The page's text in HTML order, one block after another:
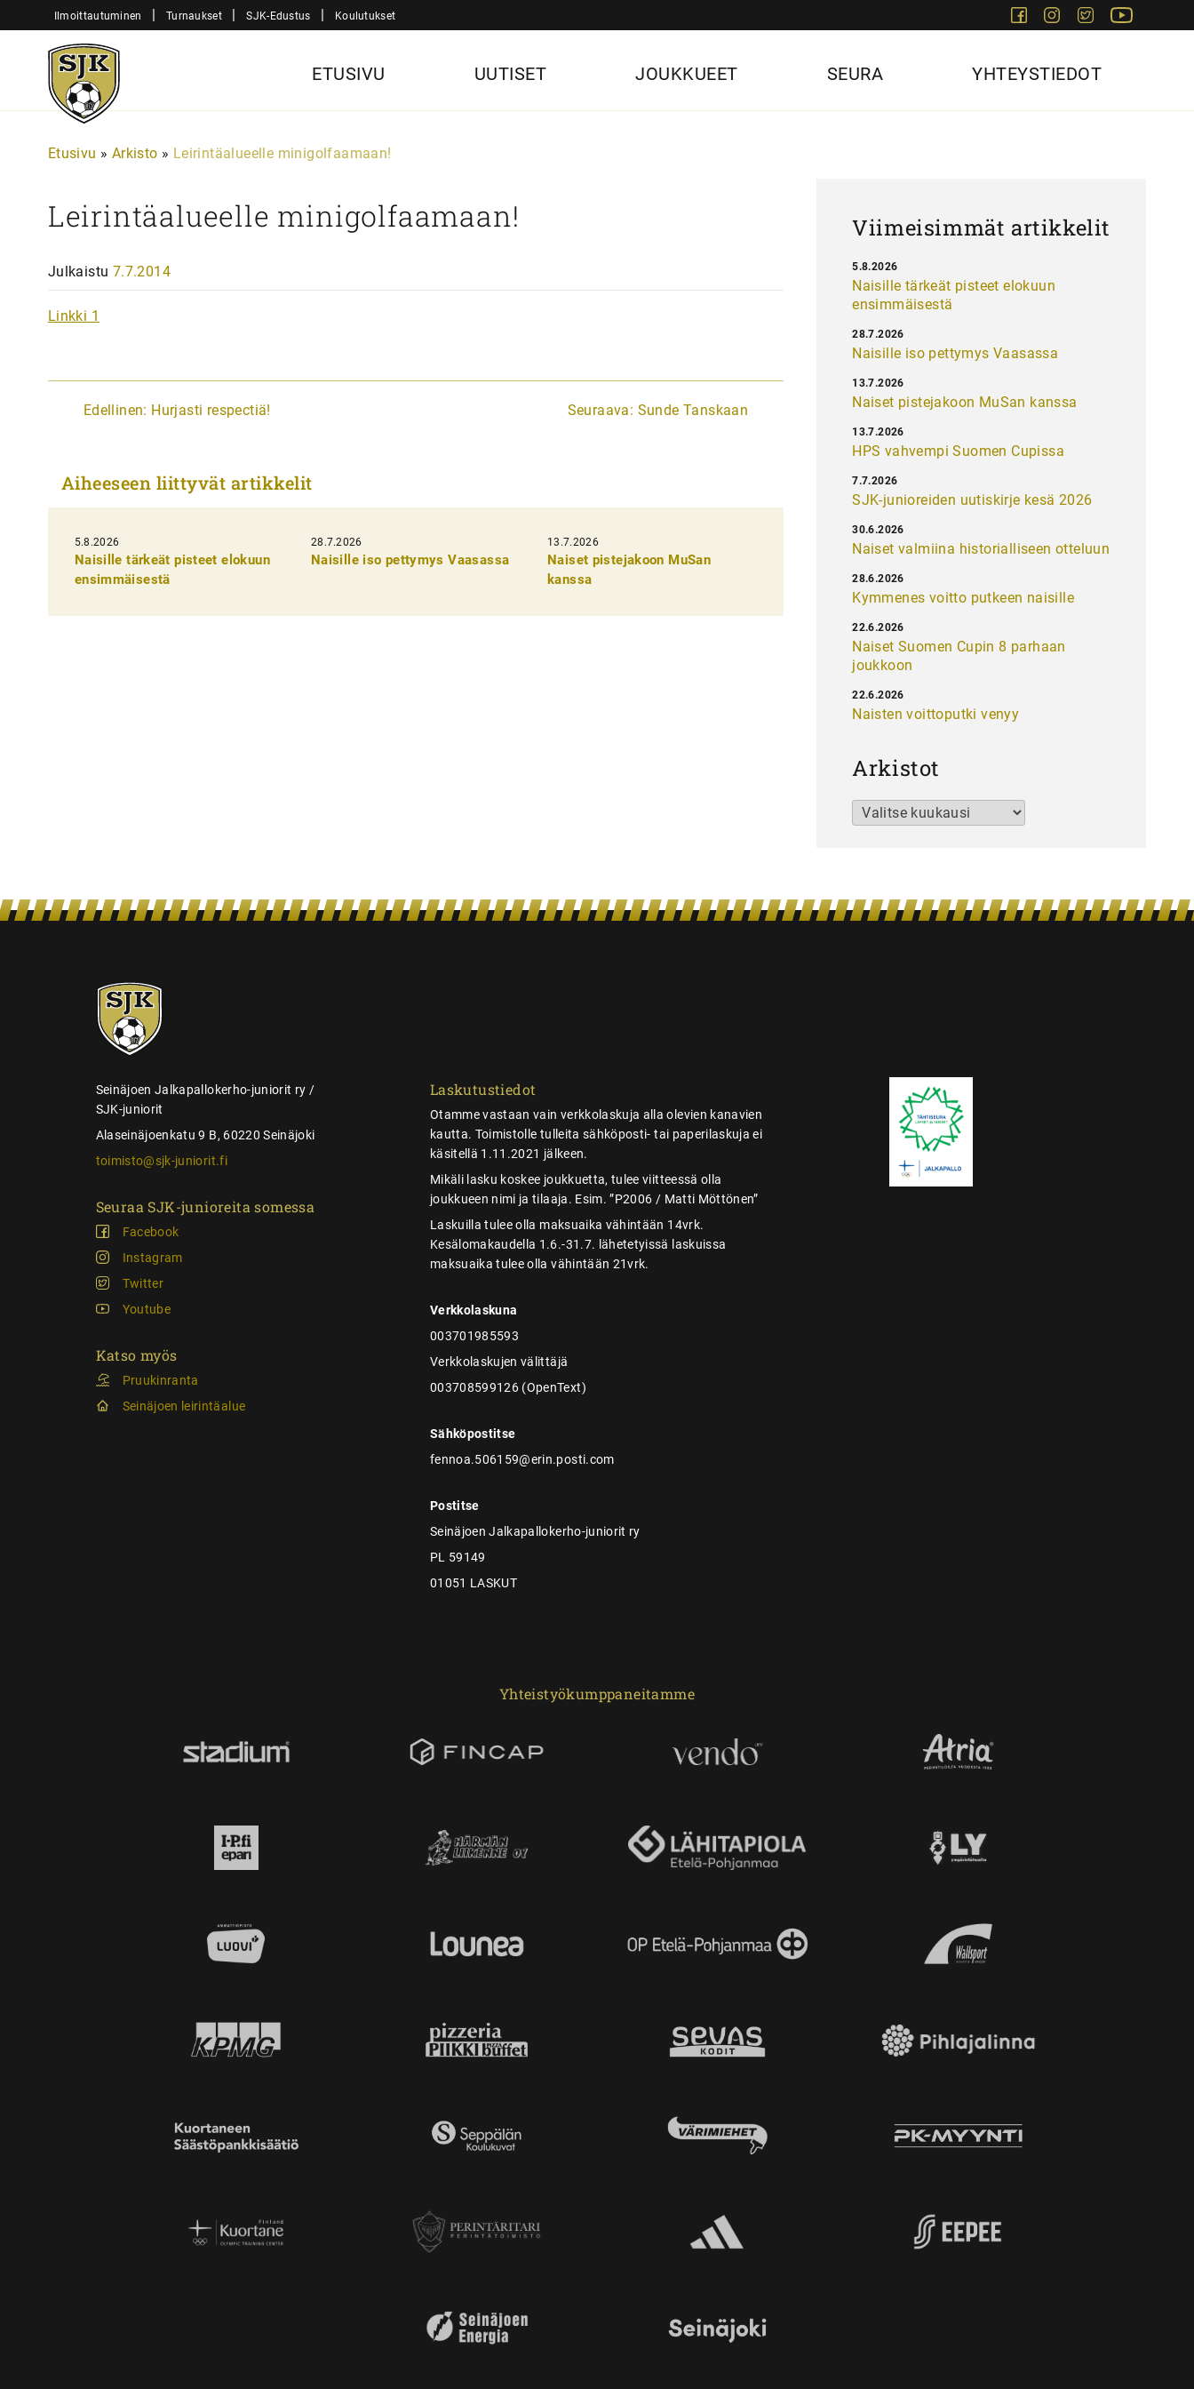
sisältöön
Ilmoittautuminen | Turnaukset | SJK-Edustus | Koulutukset FacebookInstagram
Twitter
Sjk-
Juniorit
ETUSIVU UUTISET JOUKKUEET SEURA YHTEYSTIEDOT
Etusivu » Arkisto » Leirintäalueelle minigolfaamaan!
Leirintäalueelle minigolfaamaan!
Julkaistu 7.7.2014
Linkki 1
A
i
k
e
Edellinen: Hurjasti respectiä! Seuraava: Sunde Tanskaan
Aiheeseen liittyvät artikkelit
5.8.2026
Naisille tärkeät pisteet elokuun
ensimmäisestä
28.7.2026
Naisille iso pettymys Vaasassa
13.7.2026
Naiset pistejakoon MuSan
kanssa
Viimeisimmät artikkelit
Naisille tärkeät pisteet elokuun
ensimmäisestä
5.8.2026
Naisille iso pettymys Vaasassa
28.7.2026
Naiset pistejakoon MuSan kanssa
13.7.2026
HPS vahvempi Suomen Cupissa
13.7.2026
SJK-junioreiden uutiskirje kesä 2026
7.7.2026
Naiset valmiina historialliseen otteluun
30.6.2026
Kymmenes voitto putkeen naisille
28.6.2026
Naiset Suomen Cupin 8 parhaan
joukkoon
22.6.2026
Naisten voittoputki venyy
22.6.2026
Arkistot
Arkistot
SJK-
juniorit
Seinäjoen Jalkapallokerho-juniorit ry /
SJK-juniorit
Alaseinäjoenkatu 9 B, 60220 Seinäjoki
toimisto@sjk-juniorit.fi
Seuraa SJK-junioreita somessa
Facebook
Instagram
Twitter
Youtube
Katso myös
Pruukinranta
Seinäjoen leirintäalue
Laskutustiedot
Otamme vastaan vain verkkolaskuja alla olevien kanavien
kautta. Toimistolle tulleita sähköposti- tai paperilaskuja ei
käsitellä 1.11.2021 jälkeen.
Mikäli lasku koskee joukkuetta, tulee viitteessä olla
joukkueen nimi ja tilaaja. Esim. ”P2006 / Matti Möttönen”
Laskuilla tulee olla maksuaika vähintään 14vrk.
Kesälomakaudella 1.6.-31.7. lähetetyissä laskuissa
maksuaika tulee olla vähintään 21vrk.
Verkkolaskuna
003701985593
Verkkolaskujen välittäjä
003708599126 (OpenText)
Sähköpostitse
fennoa.506159@erin.posti.com
Postitse
Seinäjoen Jalkapallokerho-juniorit ry
PL 59149
01051 LASKUT
Yhteistyökumppaneitamme